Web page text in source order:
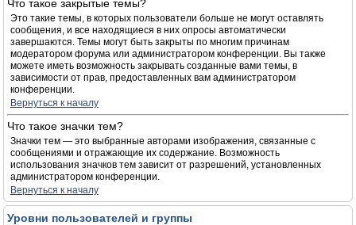
Что такое закрытые темы?
Это такие темы, в которых пользователи больше не могут оставлять
сообщения, и все находящиеся в них опросы автоматически
завершаются. Темы могут быть закрыты по многим причинам
модератором форума или администратором конференции. Вы также
можете иметь возможность закрывать созданные вами темы, в
зависимости от прав, предоставленных вам администратором
конференции.
Вернуться к началу
Что такое значки тем?
Значки тем — это выбранные авторами изображения, связанные с
сообщениями и отражающие их содержание. Возможность
использования значков тем зависит от разрешений, установленных
администратором конференции.
Вернуться к началу
Уровни пользователей и группы